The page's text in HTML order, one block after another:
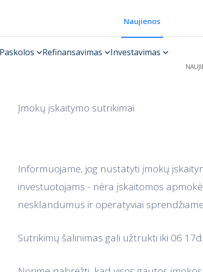
Naujienos
Įmokų įskaitymo sutrikimai
Informuojame, jog nustatyti įmokų
investuotojams - nėra įskaitomos
nesklandumus ir operatyviai
Sutrikimų šalinimas gali užtrukti iki 06